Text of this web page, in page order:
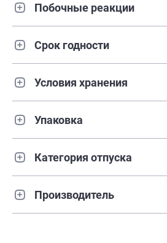
Побочные реакции
Срок годности
Условия хранения
Упаковка
Категория отпуска
Производитель